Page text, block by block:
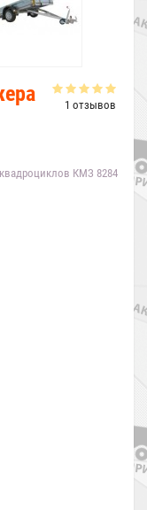
1 отзывов
КМЗ 8284